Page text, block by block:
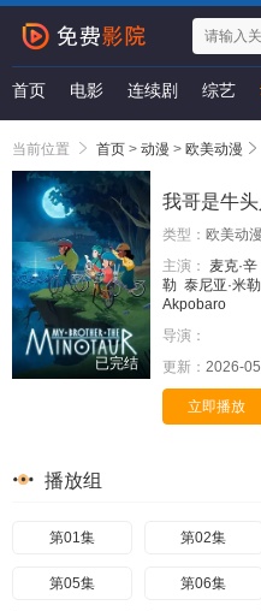
首页 电影 连续剧 综艺
当前位置 首页 > 动漫 > 欧美动漫
已完结
我哥是牛头
类型： 欧美动漫
主演：
麦克·辛
勒 泰尼亚·米勒
Akpobaro
导演：
更新： 2026-
立即播放
播放组
第01集 第02集
第05集 第06集